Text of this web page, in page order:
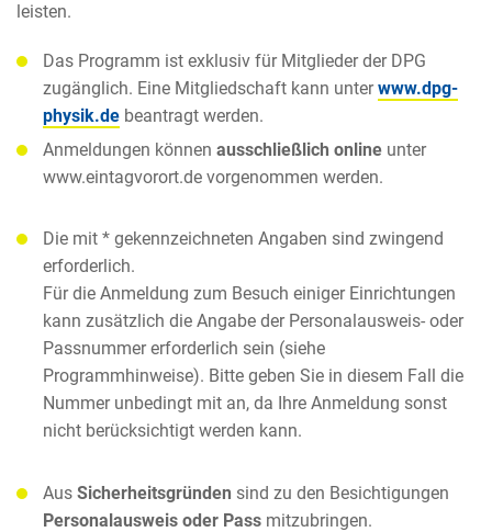
leisten.
Das Programm ist exklusiv für Mitglieder der DPG
zugänglich. Eine Mitgliedschaft kann unterwww.dpg-
physik.de beantragt werden.
Anmeldungen können ausschließlich online unter
www.eintagvorort.de vorgenommen werden.
Die mit * gekennzeichneten Angaben sind zwingend
erforderlich.
Für die Anmeldung zum Besuch einiger Einrichtungen
kann zusätzlich die Angabe der Personalausweis- oder
Passnummer erforderlich sein (siehe
Programmhinweise). Bitte geben Sie in diesem Fall die
Nummer unbedingt mit an, da Ihre Anmeldung sonst
nicht berücksichtigt werden kann.
Aus Sicherheitsgründen sind zu den Besichtigungen
Personalausweis oder Pass mitzubringen.